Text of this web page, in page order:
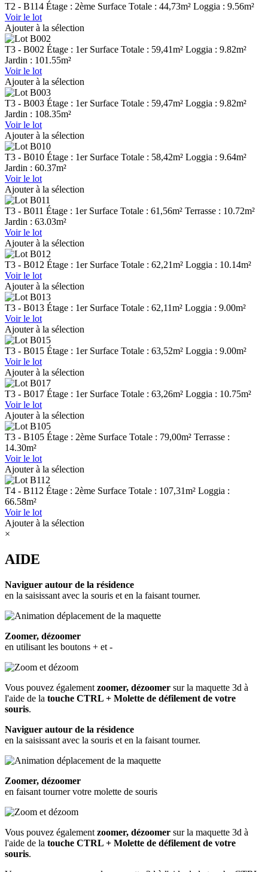
T2 - B114 Étage : 2ème Surface Totale : 44,73m² Loggia : 9.56m²
Voir le lot
Ajouter à la sélection
T3 - B002 Étage : 1er Surface Totale : 59,41m² Loggia : 9.82m²
Jardin : 101.55m²
Voir le lot
Ajouter à la sélection
T3 - B003 Étage : 1er Surface Totale : 59,47m² Loggia : 9.82m²
Jardin : 108.35m²
Voir le lot
Ajouter à la sélection
T3 - B010 Étage : 1er Surface Totale : 58,42m² Loggia : 9.64m²
Jardin : 60.37m²
Voir le lot
Ajouter à la sélection
T3 - B011 Étage : 1er Surface Totale : 61,56m² Terrasse : 10.72m²
Jardin : 63.03m²
Voir le lot
Ajouter à la sélection
T3 - B012 Étage : 1er Surface Totale : 62,21m² Loggia : 10.14m²
Voir le lot
Ajouter à la sélection
T3 - B013 Étage : 1er Surface Totale : 62,11m² Loggia : 9.00m²
Voir le lot
Ajouter à la sélection
T3 - B015 Étage : 1er Surface Totale : 63,52m² Loggia : 9.00m²
Voir le lot
Ajouter à la sélection
T3 - B017 Étage : 1er Surface Totale : 63,26m² Loggia : 10.75m²
Voir le lot
Ajouter à la sélection
T3 - B105 Étage : 2ème Surface Totale : 79,00m² Terrasse :
14.30m²
Voir le lot
Ajouter à la sélection
T4 - B112 Étage : 2ème Surface Totale : 107,31m² Loggia :
66.58m²
Voir le lot
Ajouter à la sélection
×
AIDE
Naviguer autour de la résidence
en la saisissant avec la souris et en la faisant tourner.
Zoomer, dézoomer
en utilisant les boutons + et -
Vous pouvez également zoomer, dézoomer sur la maquette 3d à
l'aide de la touche CTRL + Molette de défilement de votre
souris.
Naviguer autour de la résidence
en la saisissant avec la souris et en la faisant tourner.
Zoomer, dézoomer
en faisant tourner votre molette de souris
Vous pouvez également zoomer, dézoomer sur la maquette 3d à
l'aide de la touche CTRL + Molette de défilement de votre
souris.